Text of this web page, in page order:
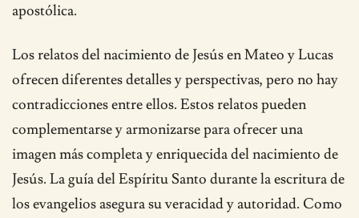
apostólica.
Los relatos del nacimiento de Jesús en Mateo y Lucas
ofrecen diferentes detalles y perspectivas, pero no hay
contradicciones entre ellos. Estos relatos pueden
complementarse y armonizarse para ofrecer una
imagen más completa y enriquecida del nacimiento de
Jesús. La guía del Espíritu Santo durante la escritura de
los evangelios asegura su veracidad y autoridad. Como